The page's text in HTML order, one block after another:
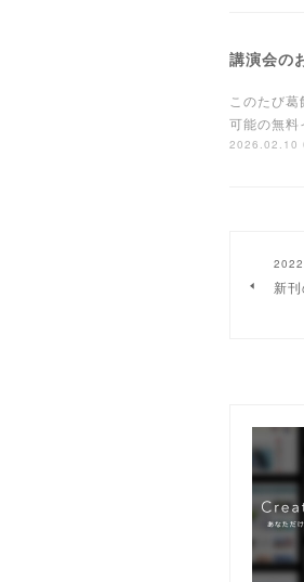
講演会の
このたび
可能の無料
2026.02.10
新